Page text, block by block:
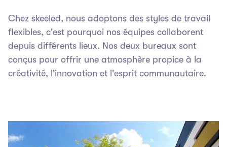
Chez skeeled, nous adoptons des styles de travail
flexibles, c'est pourquoi nos équipes collaborent
depuis différents lieux. Nos deux bureaux sont
conçus pour offrir une atmosphère propice à la
créativité, l'innovation et l'esprit communautaire.